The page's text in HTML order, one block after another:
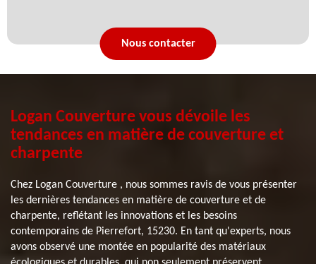
Nous contacter
Logan Couverture vous dévoile les
tendances en matière de couverture et
charpente
Chez Logan Couverture , nous sommes ravis de vous présenter
les dernières tendances en matière de couverture et de
charpente, reflétant les innovations et les besoins
contemporains de Pierrefort, 15230. En tant qu'experts, nous
avons observé une montée en popularité des matériaux